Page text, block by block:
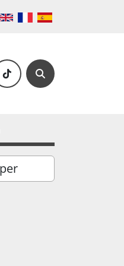
tiktok Cerca